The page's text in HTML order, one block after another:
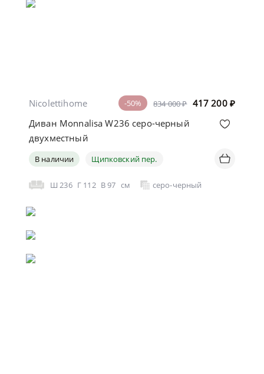
834 000 ₽ 417 200 ₽
-50%
Nicolettihome
Диван Monnalisa W236 серо-черный
двухместный
В наличии Щипковский пер.
Ш 236 Г 112 В97 см серо-черный